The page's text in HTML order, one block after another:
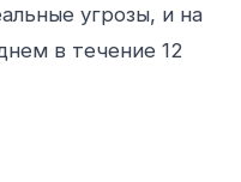
угрозы, и на
в течение 12